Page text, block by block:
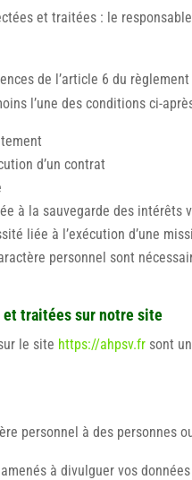
et traitées : le
de l’article 6 du
l’une des conditions ci-
d’un contrat
à la sauvegarde des intérêts
liée à l’exécution d’une
personnel sont
et traitées sur notre site
le site https://ahpsv.fr sont
personnel à des
à divulguer vos